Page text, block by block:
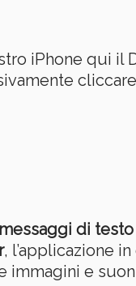
iPhone qui il
messaggi di
, l’applicazione
immagini e